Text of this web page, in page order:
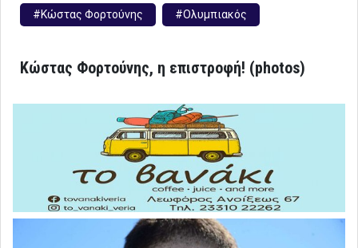
#Κώστας Φορτούνης #Ολυμπιακός
Κώστας Φορτούνης, η επιστροφή! (photos)